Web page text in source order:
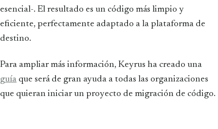
esencial-. El resultado es un código más limpio y
eficiente, perfectamente adaptado a la plataforma de
destino.
Para ampliar más información, Keyrus ha creado una
guía que será de gran ayuda a todas las organizaciones
que quieran iniciar un proyecto de migración de código.